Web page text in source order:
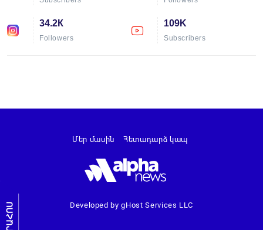
34.2К
Followers
109K
Subscribers
ԼՐԱՀՈՍ Developed by gHost Services LLC
Մեր մասին Հետադարձ կապ